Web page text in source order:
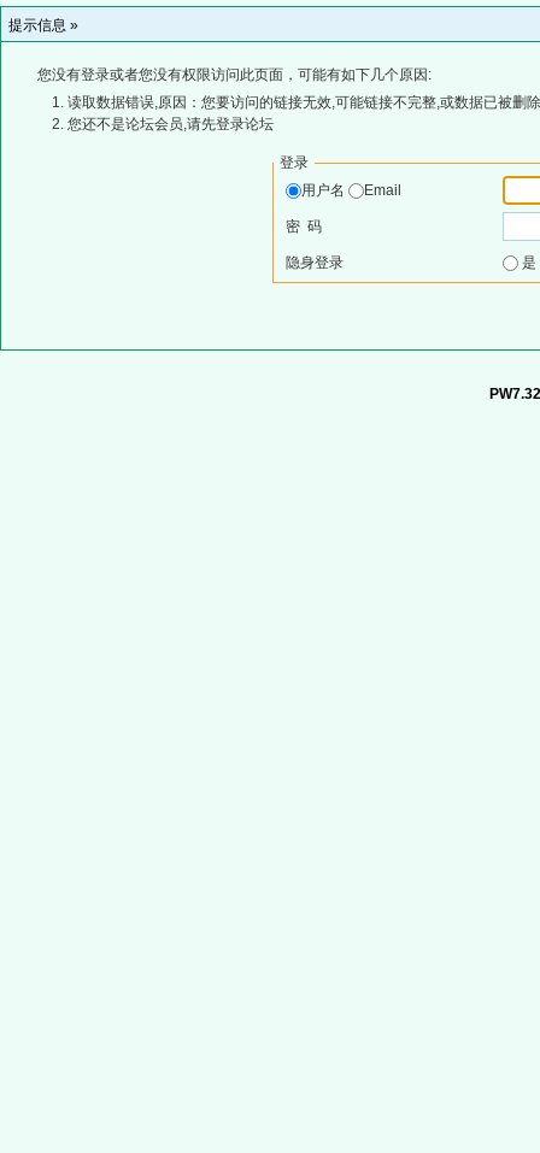
提示信息 »
您没有登录或者您没有权限访问此页面，可能有如下几个原因:
读取数据错误,原因：您要访问的链接无效,可能链接不完整,或数据已被删
您还不是论坛会员,请先登录论坛
登录
用户名
Email
密 码
隐身登录